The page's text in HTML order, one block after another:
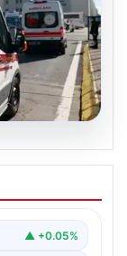
Ölü, 1
▲ +0.05%